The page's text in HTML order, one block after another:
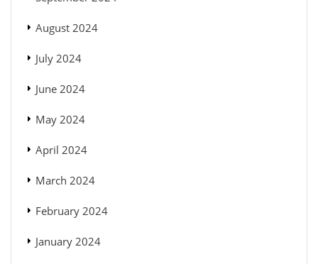
August 2024
July 2024
June 2024
May 2024
April 2024
March 2024
February 2024
January 2024